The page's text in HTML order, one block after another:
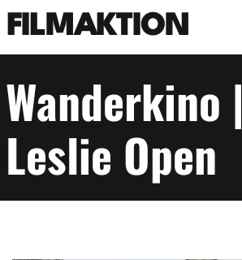
FILMAKTION
Wanderkino |
Leslie Open